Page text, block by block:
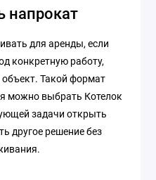
напрокат
для аренды, если
конкретную работу,
объект. Такой формат
можно выбрать Котелок
задачи открыть
другое решение без